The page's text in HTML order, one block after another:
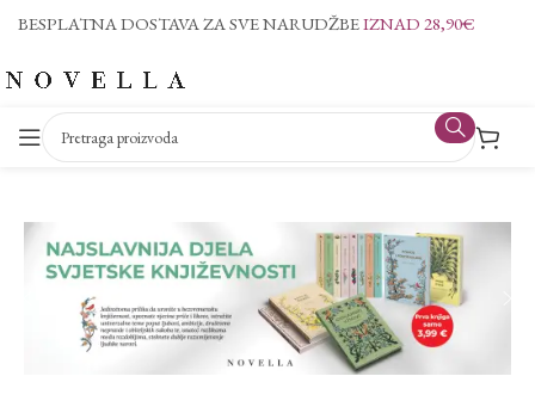
BESPLATNA DOSTAVA ZA SVE NARUDŽBEIZNAD 28,90€